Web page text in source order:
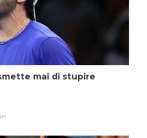
mai di stupire